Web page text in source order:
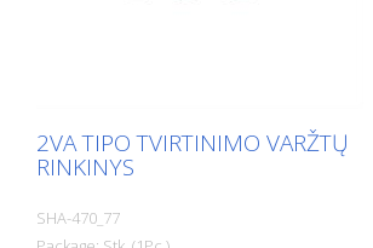
2VA TIPO TVIRTINIMO VARŽTŲ
RINKINYS
SHA-470_77